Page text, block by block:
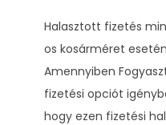
Halasztott fizetés
os kosárméret
Amennyiben
fizetési opciót
hogy ezen fizetési